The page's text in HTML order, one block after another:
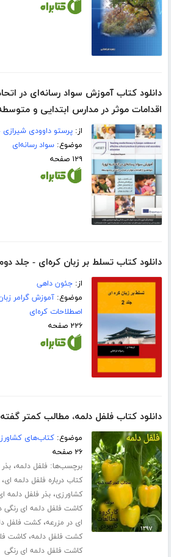
دانلود کتاب آموزش سواد رسانه‌ای در
اقدامات موثر در مدارس ابتدایی و
از:پرستو داوودی
موضوع:سواد رسانه‌ای
۱۲۹ صفحه
دانلود کتاب تسلط بر زبان کره‌ای - جلد
از:جئون داهی
موضوع:آموزش گرامر
اصطلاحات کره‌ای
۲۲۶ صفحه
دانلود کتاب فلفل دلمه، مطالب کمتر
موضوع:کتاب‌های
۲۶ صفحه
برچسب‌ها: فلفل دلمه،
کتاب درباره فلفل دلمه ای
کشاورزی،بذر فلفل دلمه
کاشت فلفل دلمه ای رنگی
ای در مزرعه،کشت فلفل
کشت فلفل دلمه،کاشت
کاشت فلفل دلمه ای رنگی